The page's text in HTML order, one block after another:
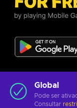
Global
Pode ser
Consultar